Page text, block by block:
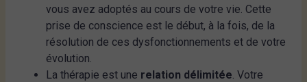
vous avez adoptés au cours de votre vie. Cette
prise de conscience est le début, à la fois, de la
résolution de ces dysfonctionnements et de votre
évolution.
La thérapie est une relation délimitée. Votre